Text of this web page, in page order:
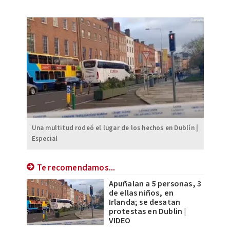
Una multitud rodeó el lugar de los hechos en Dublín |
Especial
Te recomendamos...
Apuñalan a 5 personas, 3
de ellas niños, en
Irlanda; se desatan
protestas en Dublin |
VIDEO